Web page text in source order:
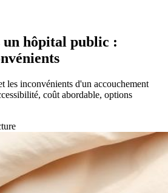
un hôpital public :
les inconvénients d'un accouchement
coût abordable, options